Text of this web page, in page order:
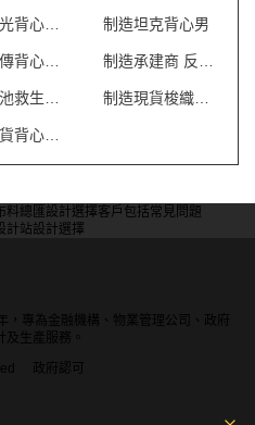
制造反光背心外套 制造坦克背心男
制造宣傳背心外套
制造現貨背心外套
料總匯設計選擇客戶包括常見問題
計站設計選擇
專為金融機構、物業管理公司、政府
生產服務。
政府認可